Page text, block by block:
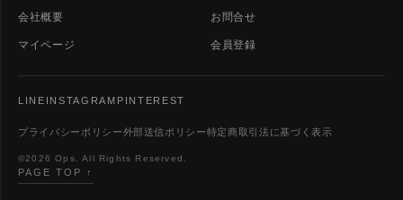
会社概要 お問合せ
マイページ 会員登録
LINE INSTAGRAM PINTEREST
プライバシーポリシー外部送信ポリシー特定商取引法に基づく表示
©2026 Ops. All Rights Reserved.
PAGE TOP ↑